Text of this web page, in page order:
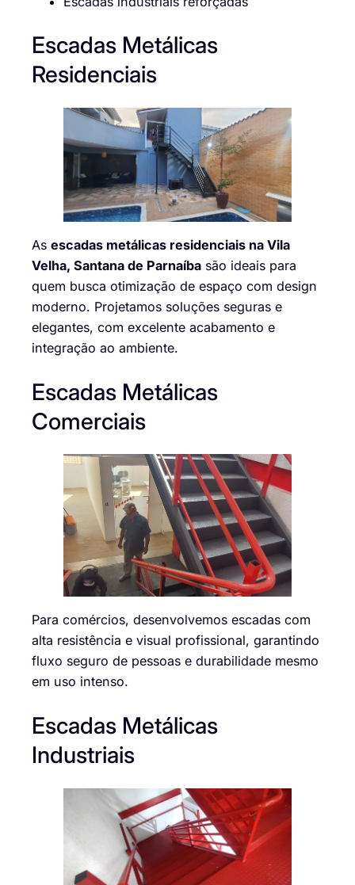
Escadas Metálicas
Residenciais
As escadas metálicas residenciais na Vila
Velha, Santana de Parnaíba são ideais para
quem busca otimização de espaço com design
moderno. Projetamos soluções seguras e
elegantes, com excelente acabamento e
integração ao ambiente.
Escadas Metálicas
Comerciais
Para comércios, desenvolvemos escadas com
alta resistência e visual profissional, garantindo
fluxo seguro de pessoas e durabilidade mesmo
em uso intenso.
Escadas Metálicas
Industriais